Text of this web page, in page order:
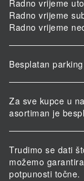
Radno vrijeme
Radno vrijeme
Radno vrijeme
Besplatan
Za sve kupce u
asortiman je
Trudimo se dati
možemo
potpunosti točne.